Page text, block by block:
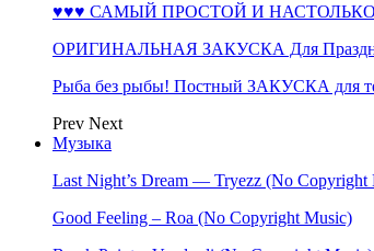
♥♥♥ САМЫЙ ПРОСТОЙ И
ОРИГИНАЛЬНАЯ ЗАКУСКА Для
Рыба без рыбы! Постный ЗАКУСКА для
Prev Next
Музыка
Last Night’s Dream — Tryezz (No Copyright
Good Feeling – Roa (No Copyright Music)